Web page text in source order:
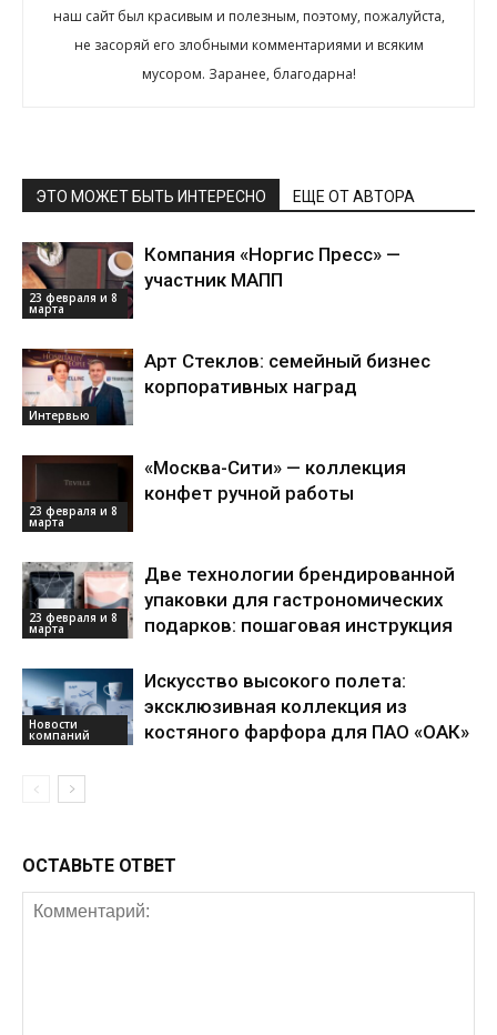
наш сайт был красивым и полезным, поэтому, пожалуйста,
не засоряй его злобными комментариями и всяким
мусором. Заранее, благодарна!
ЭТО МОЖЕТ БЫТЬ ИНТЕРЕСНО ЕЩЕ ОТ АВТОРА
23 февраля и 8
марта
Компания «Норгис Пресс» —
участник МАПП
Интервью
Арт Стеклов: семейный бизнес
корпоративных наград
23 февраля и 8
марта
«Москва-Сити» — коллекция
конфет ручной работы
23 февраля и 8
марта
Две технологии брендированной
упаковки для гастрономических
подарков: пошаговая инструкция
Новости
компаний
Искусство высокого полета:
эксклюзивная коллекция из
костяного фарфора для ПАО «ОАК»
ОСТАВЬТЕ ОТВЕТ